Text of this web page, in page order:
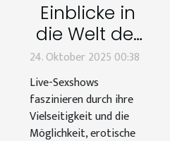
Einblicke in
die Welt der
Live-
Sexshows:
Trends und
Tipps
24. Oktober 2025 00:38
Live-Sexshows
faszinieren durch ihre
Vielseitigkeit und die
Möglichkeit, erotische